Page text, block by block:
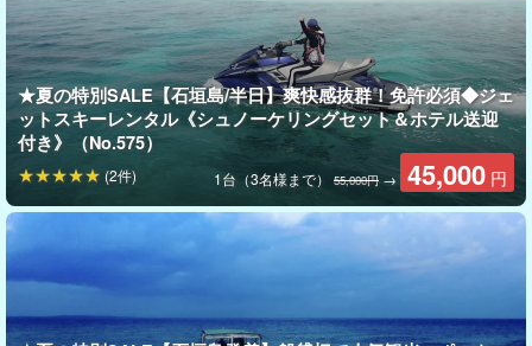
石垣島の海を、もっと自由に、もっと贅沢に
★夏の特別SALE【石垣島/半日】爽快感抜群！免許必須◆ジェ
ットスキーレンタル《シュノーケリングセット＆ホテル送迎
付き》（No.575）
1台（3名様まで） 55,000円 → 45,000 円
(2件)